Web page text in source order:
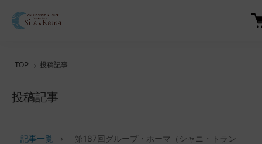
TOP 投稿記事
投稿記事
記事一覧 ›
第187回グループ・ホーマ（シャニ・トラン